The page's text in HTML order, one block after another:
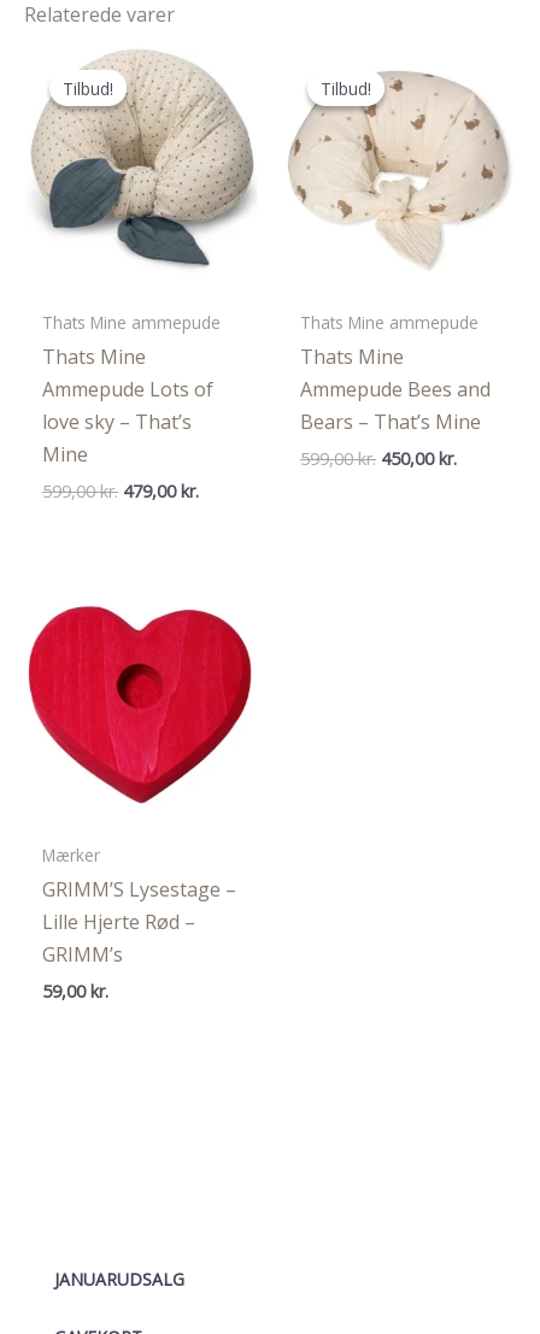
JANUARUDSALG
Relaterede varer
Tilbud!
Tilbud!
Thats Mine ammepude
Thats Mine
Ammepude Lots of
love sky – That’s
Mine
599,00kr. Den
479,00kr.Den
Tilbud!
Tilbud!
Thats Mine ammepude
Thats Mine
Ammepude Bees and
Bears – That’s Mine
599,00kr. Den
450,00kr.Den
Mærker
GRIMM’S Lysestage –
Lille Hjerte Rød –
GRIMM’s
59,00kr.